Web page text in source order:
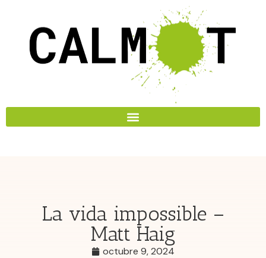
La vida impossible –
Matt Haig
octubre 9, 2024